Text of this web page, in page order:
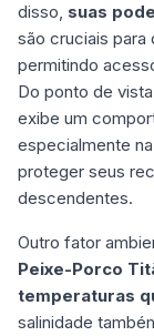
disso, suas
são cruciais para
permitindo
Do ponto de
exibe um
especialmente
proteger seus
descendentes.
Outro fator
Peixe-Porco
temperaturas
salinidade